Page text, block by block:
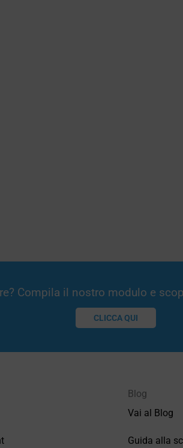
Compila il nostro modulo e
CLICCA QUI
Blog
Vai al Blog
Guida alla